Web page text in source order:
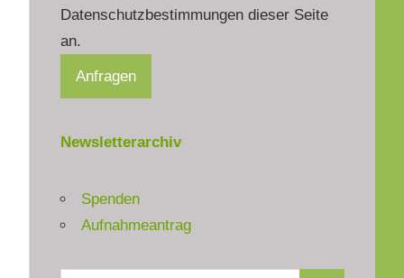
Datenschutzbestimmungen dieser Seite
an.
Newsletterarchiv
Spenden
Aufnahmeantrag